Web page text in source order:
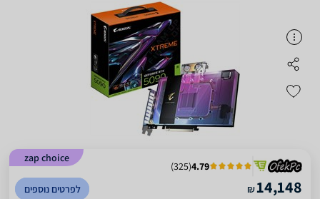
zap choice
4.79
(
325
)
₪14,148 לפרטים נוספים